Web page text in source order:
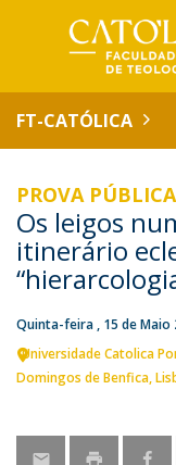
FT-CATÓLICA
PROVA PÚBLICA
Os leigos
itinerário
Quinta-feira , 15 de Maio
Universidade Catolica
Domingos de Benfica,